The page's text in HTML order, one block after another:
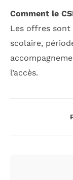
Comment le
Les offres sont
scolaire,
l’accès.